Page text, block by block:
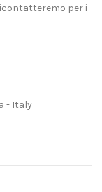
per i
- Italy